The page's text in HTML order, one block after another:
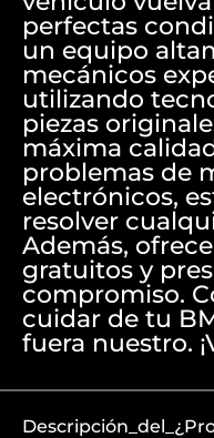
perfectas
un equipo
mecánicos
utilizando
piezas
máxima
problemas de
electrónicos,
resolver
Además,
gratuitos y
compromiso.
cuidar de tu
fuera nuestro.